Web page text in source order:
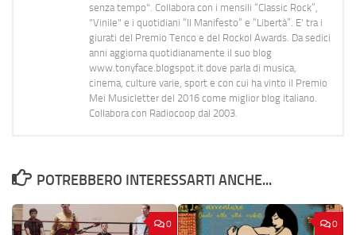
senza tempo". Collabora con i mensili “Classic Rock”,
"Vinile" e i quotidiani “Il Manifesto” e “Libertà”. E' tra i
giurati del Premio Tenco e del Rockol Awards. Da sedici
anni aggiorna quotidianamente il suo blog
www.tonyface.blogspot.it dove parla di musica,
cinema, culture varie, sport e con cui ha vinto il Premio
Mei Musicletter del 2016 come miglior blog italiano.
Collabora con Radiocoop dal 2003.
POTREBBERO INTERESSARTI ANCHE...
0 0